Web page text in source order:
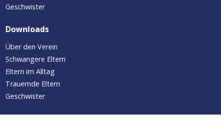
Geschwister
Downloads
Über den Verein
Schwangere Eltern
Eltern im Alltag
Trauernde Eltern
Geschwister